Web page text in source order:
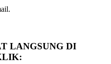
LANGSUNG DI